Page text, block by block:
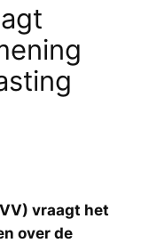
vraagt het
over de